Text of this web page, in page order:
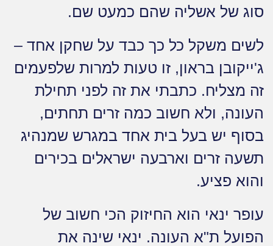
סוג של אשליה שהם כמעט שם.
לשים משקל כל כך כבד על שחקן אחד –
ג'ייקובן בראון, זו טעות למרות שלפעמים
זה מצליח. כתבתי את זה לפני תחילת
העונה, ולא חשוב כמה זרים תחתים,
בסוף יש בעל בית אחד במגרש שמנהיג
תשעה זרים וארבעה ישראלים בכירים
והוא פציע.
עופר ינאי הוא החיזוק הכי חשוב של
הפועל ת"א העונה. ינאי שינה את